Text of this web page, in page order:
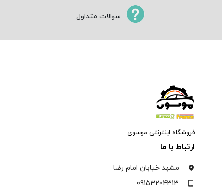
سوالات متداول
فروشگاه اینترنتی موسوی
ارتباط با ما
مشهد خیابان امام رضا
09153204313